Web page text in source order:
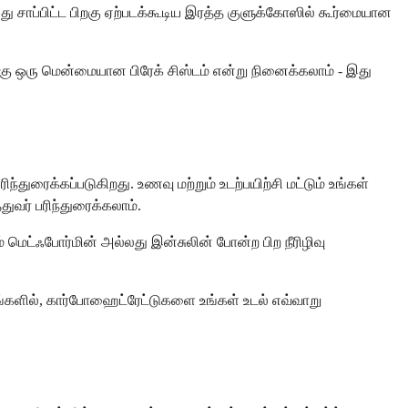
பிறகு ஏற்படக்கூடிய இரத்த குளுக்கோஸில் கூர்மையான
ஒரு மென்மையான பிரேக் சிஸ்டம் என்று நினைக்கலாம் - இது
உணவு மற்றும் உடற்பயிற்சி மட்டும் உங்கள்
பரிந்துரைக்கலாம்.
அல்லது இன்சுலின் போன்ற பிற நீரிழிவு
கார்போஹைட்ரேட்டுகளை உங்கள் உடல் எவ்வாறு